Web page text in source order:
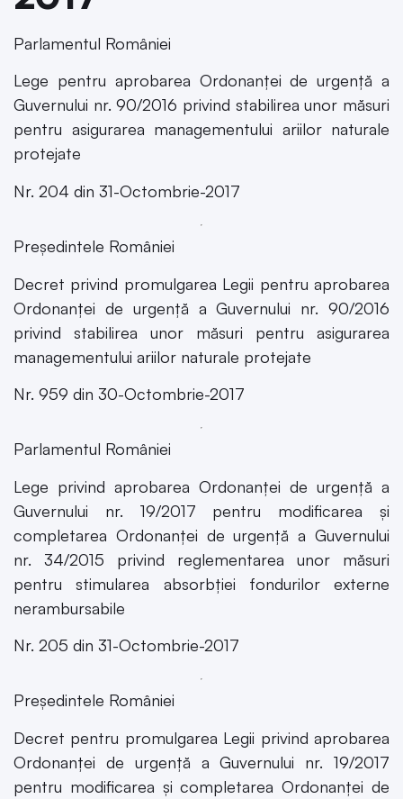
Parlamentul României
Lege pentru aprobarea Ordonanței de urgență a
Guvernului nr. 90/2016 privind stabilirea unor măsuri
pentru asigurarea managementului ariilor naturale
protejate
Nr. 204 din 31-Octombrie-2017
Președintele României
Decret privind promulgarea Legii pentru aprobarea
Ordonanței de urgență a Guvernului nr. 90/2016
privind stabilirea unor măsuri pentru asigurarea
managementului ariilor naturale protejate
Nr. 959 din 30-Octombrie-2017
Parlamentul României
Lege privind aprobarea Ordonanței de urgență a
Guvernului nr. 19/2017 pentru modificarea și
completarea Ordonanței de urgență a Guvernului
nr. 34/2015 privind reglementarea unor măsuri
pentru stimularea absorbției fondurilor externe
nerambursabile
Nr. 205 din 31-Octombrie-2017
Președintele României
Decret pentru promulgarea Legii privind aprobarea
Ordonanței de urgență a Guvernului nr. 19/2017
pentru modificarea și completarea Ordonanței de